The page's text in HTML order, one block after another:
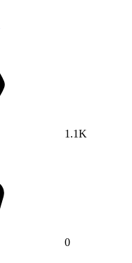
1.1K
0